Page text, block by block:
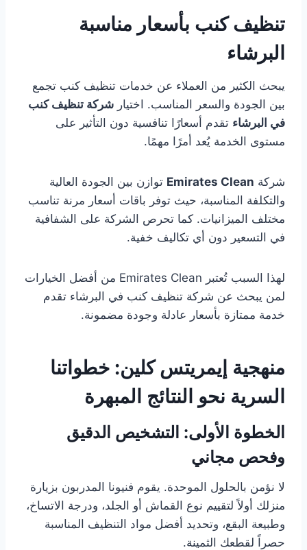
تنظيف كنب بأسعار مناسبة
البرشاء
يبحث الكثير من العملاء عن خدمات تنظيف كنب تجمع
بين الجودة والسعر المناسب. اختيار شركة تنظيف كنب
في البرشاء تقدم أسعارًا تنافسية دون التأثير على
مستوى الخدمة يُعد أمرًا مهمًا.
شركة Emirates Clean توازن بين الجودة العالية
والتكلفة المناسبة، حيث توفر باقات أسعار مرنة تناسب
مختلف الميزانيات. كما تحرص الشركة على الشفافية
في التسعير دون أي تكاليف خفية.
لهذا السبب تُعتبر Emirates Clean من أفضل الخيارات
لمن يبحث عن شركة تنظيف كنب في البرشاء تقدم
خدمة ممتازة بأسعار عادلة وجودة مضمونة.
منهجية إيمريتس كلين: خطواتنا
السرية نحو النتائج المبهرة
الخطوة الأولى: التشخيص الدقيق
وفحص مجاني
لا نؤمن بالحلول الموحدة. يقوم فنيونا المدربون بزيارة
منزلك أولاً لتقييم نوع القماش أو الجلد، ودرجة الاتساخ،
وطبيعة البقع، وتحديد أفضل مواد التنظيف المناسبة
حصراً لقطعك الثمينة.